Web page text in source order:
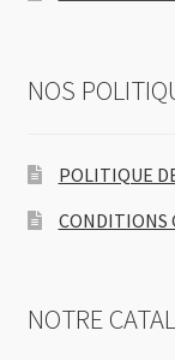
NOS
POLITIQUE
CONDITIONS
NOTRE